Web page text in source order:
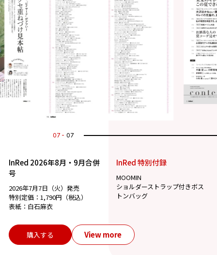
07 07
InRed 2026年8月・9月合併
号
2026年7月7日（火）発売
特別定価：1,790円（税込）
表紙：白石麻衣
InRed 特別付録
MOOMIN
ショルダーストラップ付きボス
トンバッグ
購入する View more